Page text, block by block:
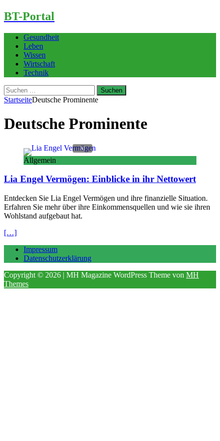
BT-Portal
Gesundheit
Leben
Wissen
Wirtschaft
Technik
Suchen
nach:
StartseiteDeutsche Prominente
Deutsche Prominente
Allgemein
Lia Engel Vermögen: Einblicke in ihr Nettowert
Entdecken Sie Lia Engel Vermögen und ihre finanzielle Situation.
Erfahren Sie mehr über ihre Einkommensquellen und wie sie ihren
Wohlstand aufgebaut hat.
[…]
Impressum
Datenschutzerklärung
Copyright © 2026 | MH Magazine WordPress Theme von MH
Themes